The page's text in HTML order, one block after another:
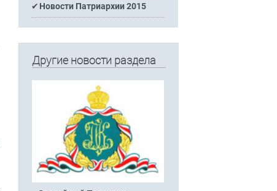
Новости Патриархии 2015
Другие новости раздела